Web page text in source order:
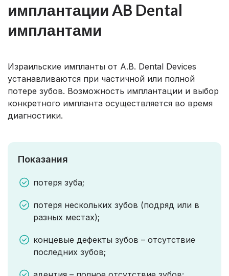
имплантации AB Dental
имплантами
Израильские импланты от A.B. Dental Devices
устанавливаются при частичной или полной
потере зубов. Возможность имплантации и выбор
конкретного импланта осуществляется во время
диагностики.
Показания
потеря зуба;
потеря нескольких зубов (подряд или в
разных местах);
концевые дефекты зубов – отсутствие
последних зубов;